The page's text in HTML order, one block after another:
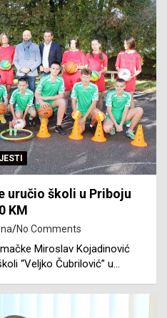
uručio školi u Priboju
KM
No Comments
Miroslav Kojadinović
“Veljko Čubrilović” u…